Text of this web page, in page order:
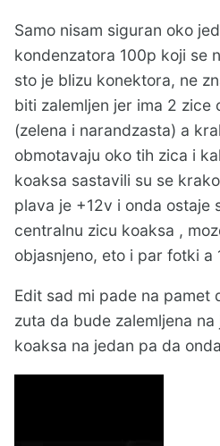
Samo nisam siguran oko
kondenzatora 100p koji se
sto je blizu konektora, ne
biti zalemljen jer ima 2 zice
(zelena i narandzasta) a
obmotavaju oko tih zica i
koaksa sastavili su se
plava je +12v i onda ostaje
centralnu zicu koaksa ,
objasnjeno, eto i par fotki a
Edit sad mi pade na pamet
zuta da bude zalemljena
koaksa na jedan pa da